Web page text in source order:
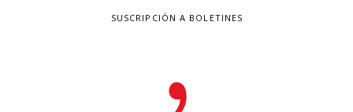
SUSCRIPCIÓN A BOLETINES